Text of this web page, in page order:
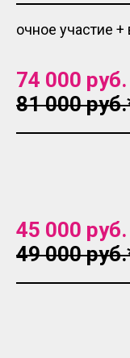
очное участие
74 000 руб.
81 000
45 000 руб.
49 000